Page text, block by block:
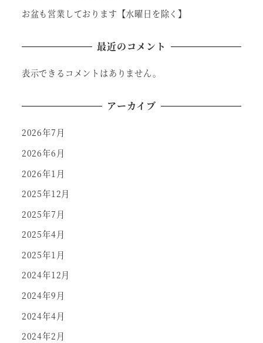
お盆も営業しております【水曜日を除く】
最近のコメント
表示できるコメントはありません。
アーカイブ
2026年7月
2026年6月
2026年1月
2025年12月
2025年7月
2025年4月
2025年1月
2024年12月
2024年9月
2024年4月
2024年2月